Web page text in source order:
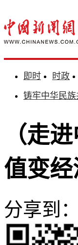
即时 时政
铸牢中华民
（走
值变
分享到：